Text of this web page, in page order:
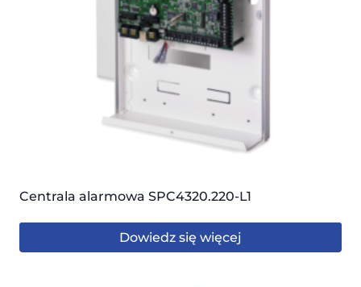
Centrala alarmowa SPC4320.220-L1
Dowiedz się więcej